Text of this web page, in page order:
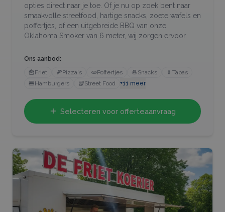
opties direct naar je toe. Of je nu op zoek bent naar
smaakvolle streetfood, hartige snacks, zoete wafels en
poffertjes, of een uitgebreide BBQ van onze
Oklahoma Smoker van 6 meter, wij zorgen ervoor.
Ons aanbod:
🍟Friet 🍕Pizza's 🫓Poffertjes 🧆Snacks 🍢 Tapas
🍔Hamburgers 🥡Street Food +11 meer
Selecteren voor offerteaanvraag